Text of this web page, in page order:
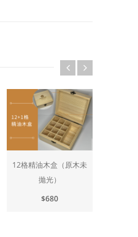
12格精油木盒（原木未
拋光）
$680